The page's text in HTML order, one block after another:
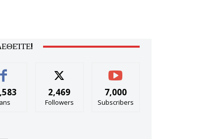
2,469
Followers
7,000
Subscribers